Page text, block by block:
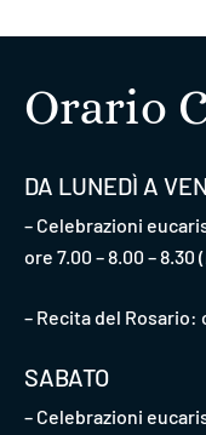
Orario
DA LUNEDÌ A
– Celebrazioni
ore 7.00 – 8.00 – 8.30 (
– Recita del Rosario:
SABATO
– Celebrazioni